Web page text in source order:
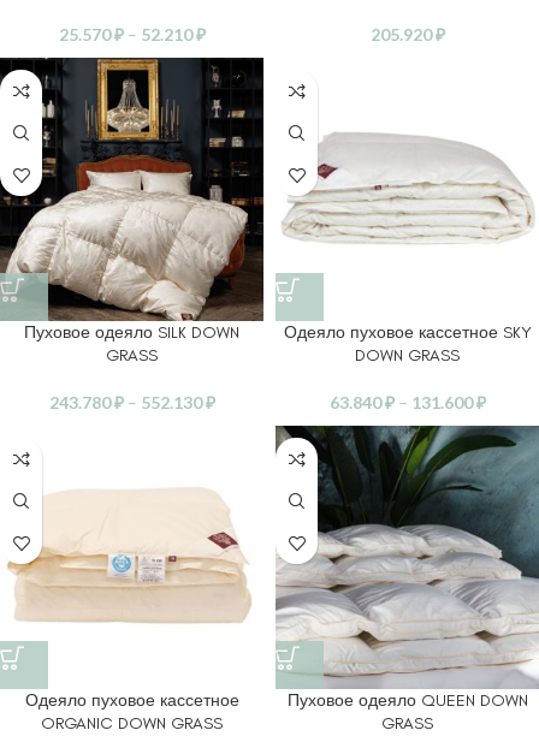
25.570₽ – 52.210₽ 205.920₽
Пуховое одеяло SILK DOWN
GRASS
243.780₽ – 552.130₽
Одеяло пуховое кассетное SKY
DOWN GRASS
63.840₽ – 131.600₽
Одеяло пуховое кассетное
ORGANIC DOWN GRASS
Пуховое одеяло QUEEN DOWN
GRASS